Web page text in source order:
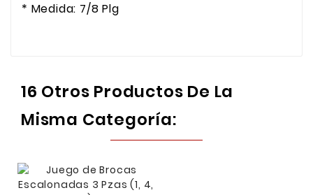
* Medida: 7/8 Plg
16 Otros Productos De La
Misma Categoría: